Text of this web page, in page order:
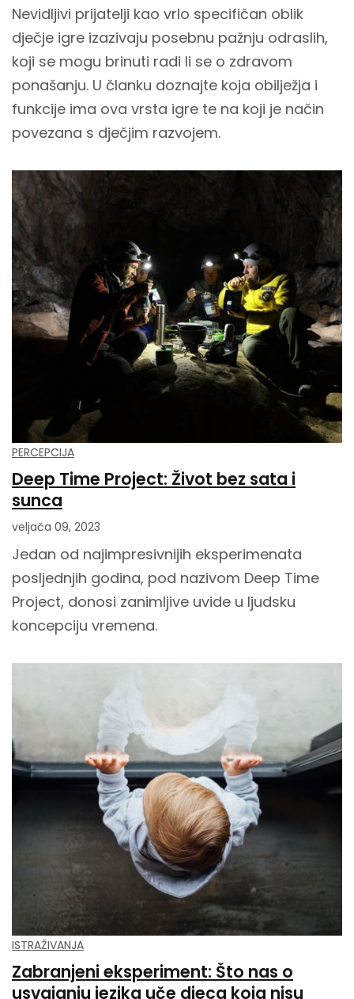
Nevidljivi prijatelji kao vrlo specifičan oblik
dječje igre izazivaju posebnu pažnju odraslih,
koji se mogu brinuti radi li se o zdravom
ponašanju. U članku doznajte koja obilježja i
funkcije ima ova vrsta igre te na koji je način
povezana s dječjim razvojem.
PERCEPCIJA
Deep Time Project: Život bez sata i
sunca
veljača 09, 2023
Jedan od najimpresivnijih eksperimenata
posljednjih godina, pod nazivom Deep Time
Project, donosi zanimljive uvide u ljudsku
koncepciju vremena.
ISTRAŽIVANJA
Zabranjeni eksperiment: Što nas o
usvajanju jezika uče djeca koja nisu